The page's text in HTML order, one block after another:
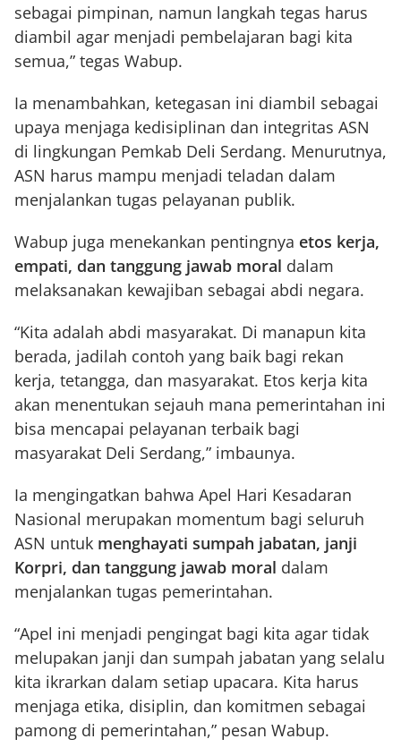
sebagai pimpinan, namun langkah tegas harus
diambil agar menjadi pembelajaran bagi kita
semua,” tegas Wabup.
Ia menambahkan, ketegasan ini diambil sebagai
upaya menjaga kedisiplinan dan integritas ASN
di lingkungan Pemkab Deli Serdang. Menurutnya,
ASN harus mampu menjadi teladan dalam
menjalankan tugas pelayanan publik.
Wabup juga menekankan pentingnya etos kerja,
empati, dan tanggung jawab moral dalam
melaksanakan kewajiban sebagai abdi negara.
“Kita adalah abdi masyarakat. Di manapun kita
berada, jadilah contoh yang baik bagi rekan
kerja, tetangga, dan masyarakat. Etos kerja kita
akan menentukan sejauh mana pemerintahan ini
bisa mencapai pelayanan terbaik bagi
masyarakat Deli Serdang,” imbaunya.
Ia mengingatkan bahwa Apel Hari Kesadaran
Nasional merupakan momentum bagi seluruh
ASN untuk menghayati sumpah jabatan, janji
Korpri, dan tanggung jawab moral dalam
menjalankan tugas pemerintahan.
“Apel ini menjadi pengingat bagi kita agar tidak
melupakan janji dan sumpah jabatan yang selalu
kita ikrarkan dalam setiap upacara. Kita harus
menjaga etika, disiplin, dan komitmen sebagai
pamong di pemerintahan,” pesan Wabup.